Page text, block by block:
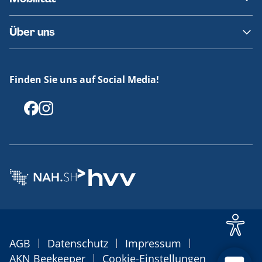
Fundsachen
Häufige Fragen
Barrierefreies Reisen
Erklärung Barrierefreiheit
Über uns
Offenlegungen
Finden Sie uns auf Social Media!
AGB | Datenschutz | Impressum |
AKN Beekeeper | Cookie-Einstellungen